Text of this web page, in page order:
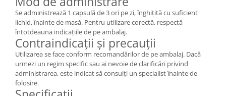
Se administrează 1 capsulă de 3 ori pe zi, înghițită cu suficient
lichid, înainte de masă. Pentru utilizare corectă, respectă
întotdeauna indicațiile de pe ambalaj.
Contraindicații și precauții
Utilizarea se face conform recomandărilor de pe ambalaj. Dacă
urmezi un regim specific sau ai nevoie de clarificări privind
administrarea, este indicat să consulți un specialist înainte de
folosire.